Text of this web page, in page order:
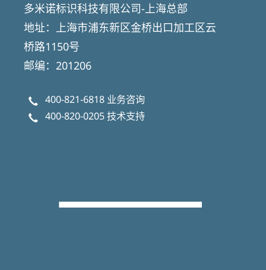
多米诺标识科技有限公司-上海总部
地址：上海市浦东新区金桥出口加工区云
桥路1150号
邮编：201206
400-821-6818 业务咨询
400-820-0205技术支持